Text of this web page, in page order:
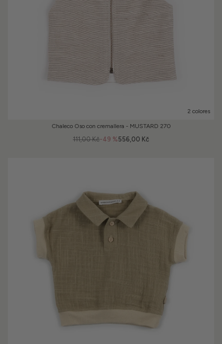
2 colores
Chaleco Oso con cremallera - MUSTARD 270
-49 %
111,00 Kč 556,00 Kč